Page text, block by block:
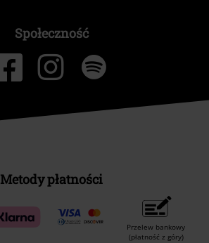
Społeczność
Metody płatności
Przelew bankowy
(płatność z góry)